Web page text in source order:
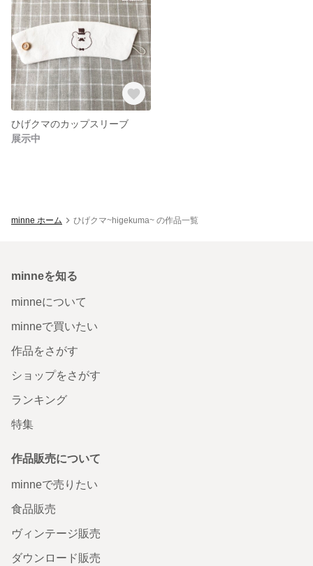
ひげクマのカップスリーブ
展示中
minne ホーム ひげクマ~higekuma~ の作品一覧
minneを知る
minneについて
minneで買いたい
作品をさがす
ショップをさがす
ランキング
特集
作品販売について
minneで売りたい
食品販売
ヴィンテージ販売
ダウンロード販売